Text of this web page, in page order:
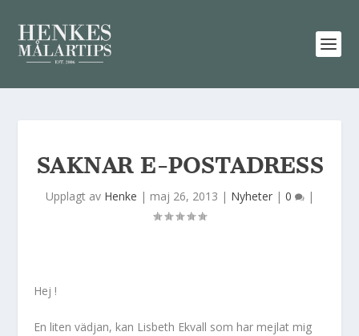
SAKNAR E-POSTADRESS
Upplagt av Henke | maj 26, 2013 | Nyheter| 0 |
Hej !
En liten vädjan, kan Lisbeth Ekvall som har mejlat mig